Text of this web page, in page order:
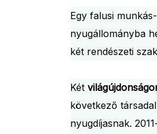
Egy falusi
nyugállományba
két rendészeti
Két
következő
nyugdíjasnak.